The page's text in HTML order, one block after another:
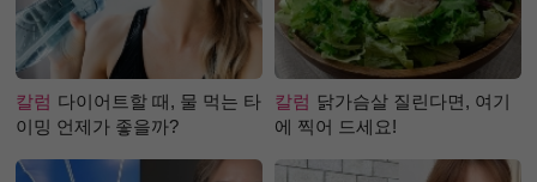
칼럼 다이어트할 때, 물 먹는 타
이밍 언제가 좋을까?
칼럼 닭가슴살 질린다면, 여기
에 찍어 드세요!